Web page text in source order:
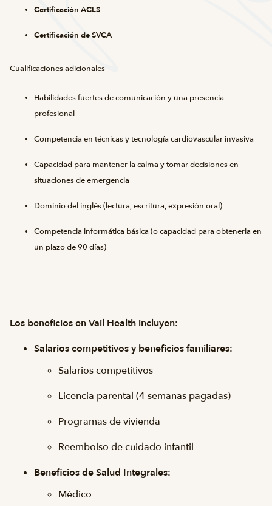
Certificación ACLS
Certificación de SVCA
Cualificaciones adicionales
Habilidades fuertes de comunicación y una presencia
profesional
Competencia en técnicas y tecnología cardiovascular invasiva
Capacidad para mantener la calma y tomar decisiones en
situaciones de emergencia
Dominio del inglés (lectura, escritura, expresión oral)
Competencia informática básica (o capacidad para obtenerla en
un plazo de 90 días)
Los beneficios en Vail Health incluyen:
Salarios competitivos y beneficios familiares:
Salarios competitivos
Licencia parental (4 semanas pagadas)
Programas de vivienda
Reembolso de cuidado infantil
Beneficios de Salud Integrales:
Médico